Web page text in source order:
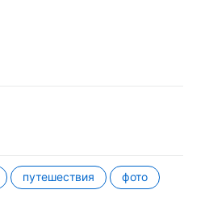
путешествия фото